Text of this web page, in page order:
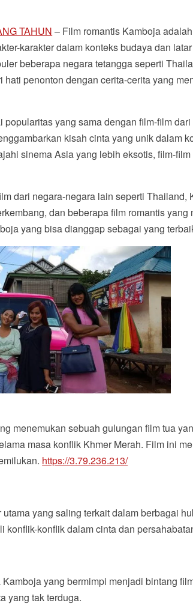
TAHUN – Film romantis Kamboja
karakter dalam konteks budaya dan
beberapa negara tetangga seperti
penonton dengan cerita-cerita yang
yang sama dengan film-film
kisah cinta yang unik dalam
sinema Asia yang lebih eksotis, film-
dari negara-negara lain seperti Thailand,
dan beberapa film romantis yang
yang bisa dianggap sebagai yang
menemukan sebuah gulungan film tua
masa konflik Khmer Merah. Film ini
https://3.79.236.213/
yang saling terkait dalam berbagai
konflik dalam cinta dan
yang bermimpi menjadi bintang
yang tak terduga.